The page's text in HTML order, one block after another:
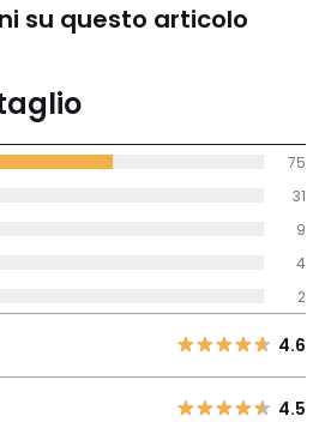
su questo articolo
4.4
di media tenendo
conto di tutti i
9
4.6
2
4
9
31
75
4.6
4.5